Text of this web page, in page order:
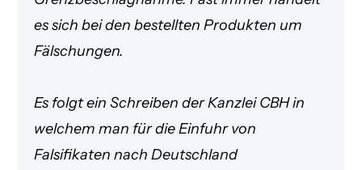
es sich bei den bestellten Produkten um
Fälschungen.
Es folgt ein Schreiben der Kanzlei CBH in
welchem man für die Einfuhr von
Falsifikaten nach Deutschland